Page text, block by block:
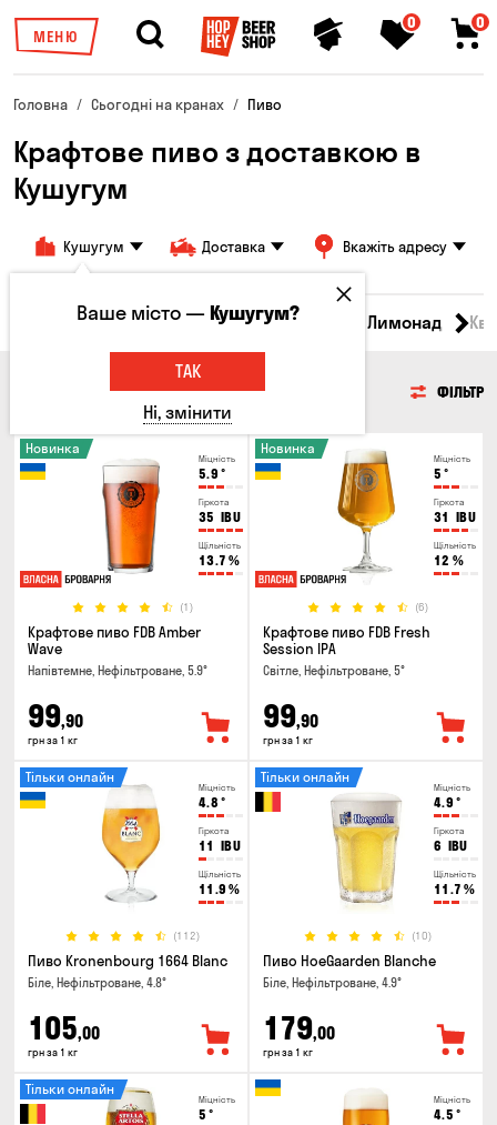
МЕНЮ
0 0
Головна Сьогодні на кранах Пиво
Крафтове пиво з доставкою в
Кушугум
Кушугум Доставка Вкажіть адресу
Всі товари Пиво Сидр Лимонад
ФІЛЬТР
Міцність
5.9 °
Гіркота
35 IBU
Щільність
13.7 %
(1)
Новинка
Крафтове пиво FDB Amber
Wave
Напівтемне, Нефільтроване, 5.9°
99,90
грн за 1 кг
Міцність
5 °
Гіркота
31 IBU
Щільність
12 %
(6)
Новинка
Крафтове пиво FDB Fresh
Session IPA
Світле, Нефільтроване, 5°
99,90
грн за 1 кг
Міцність
4.8 °
Гіркота
11 IBU
Щільність
11.9 %
(112)
Тільки онлайн
Пиво Kronenbourg 1664 Blanc
Біле, Нефільтроване, 4.8°
105,00
грн за 1 кг
Міцність
4.9 °
Гіркота
6 IBU
Щільність
11.7 %
(10)
Тільки онлайн
Пиво HoeGaarden Blanche
Біле, Нефільтроване, 4.9°
179,00
грн за 1 кг
Міцність
5 °
Тільки онлайн
Міцність
4.5 °
Ваше місто —Кушугум?
ТАК
Ні, змінити